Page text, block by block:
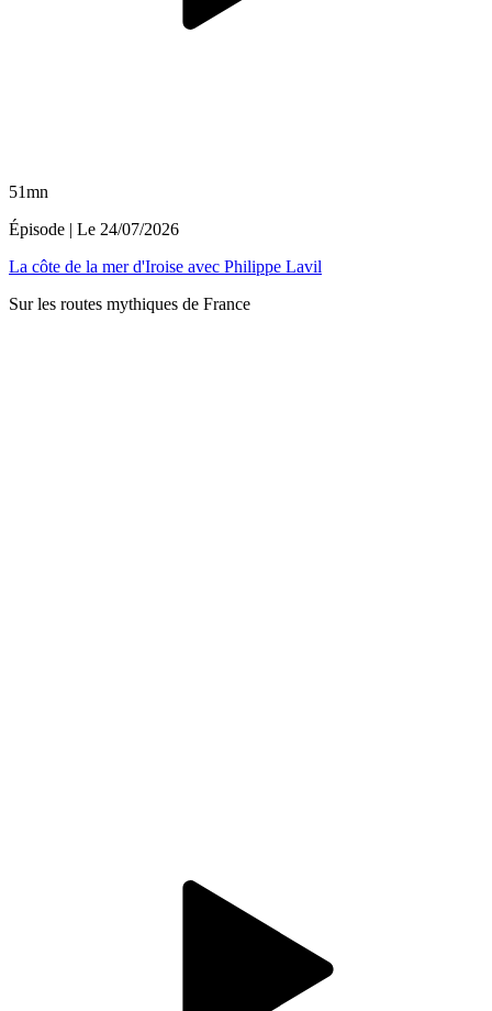
51mn
Épisode | Le 24/07/2026
La côte de la mer d'Iroise avec Philippe Lavil
Sur les routes mythiques de France